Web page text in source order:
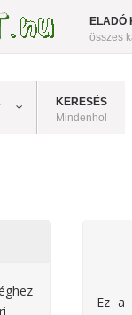
ELADÓ
összes
KERESÉS
Mindenhol
Ez a